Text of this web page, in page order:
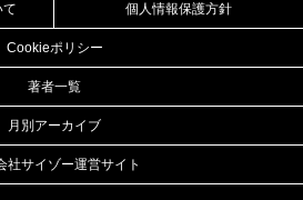
て 個人情報保護方針
Cookieポリシー
著者一覧
月別アーカイブ
社サイゾー運営サイト